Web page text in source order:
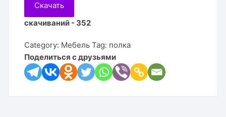
Скачать
скачиваний - 352
Category: Мебель Tag: полка
Поделиться с друзьями